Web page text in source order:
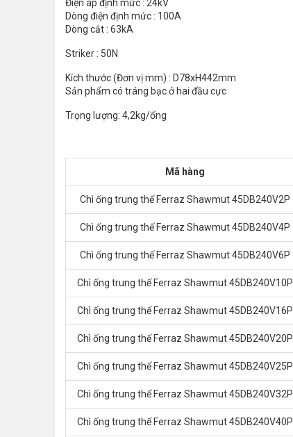
Điện áp định mức : 24kV
Dòng điện định mức : 100A
Dòng cắt : 63kA
Striker : 50N
Kích thước (Đơn vị mm) : D78xH442mm
Sản phẩm có tráng bạc ở hai đầu cực
Trọng lượng: 4,2kg/ống
Mã hàng
Chì ống trung thế Ferraz Shawmut 45DB240V2P
Chì ống trung thế Ferraz Shawmut 45DB240V4P
Chì ống trung thế Ferraz Shawmut 45DB240V6P
Chì ống trung thế Ferraz Shawmut 45DB240V10P
Chì ống trung thế Ferraz Shawmut 45DB240V16P
Chì ống trung thế Ferraz Shawmut 45DB240V20P
Chì ống trung thế Ferraz Shawmut 45DB240V25P
Chì ống trung thế Ferraz Shawmut 45DB240V32P
Chì ống trung thế Ferraz Shawmut 45DB240V40P